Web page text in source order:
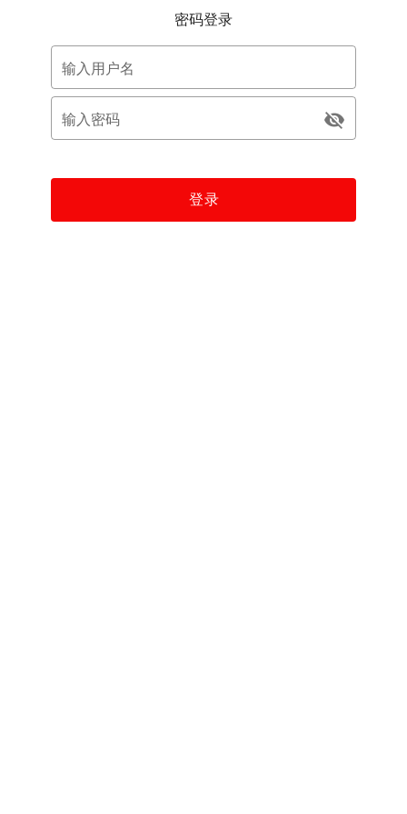
密码登录
输入用户名
输入密码
登录